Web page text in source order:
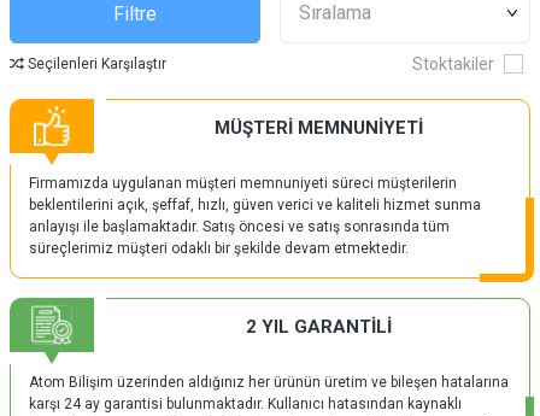
Filtre
Stoktakiler
Seçilenleri Karşılaştır
MÜŞTERİ MEMNUNİYETİ
Firmamızda uygulanan müşteri memnuniyeti süreci müşterilerin
beklentilerini açık, şeffaf, hızlı, güven verici ve kaliteli hizmet sunma
anlayışı ile başlamaktadır. Satış öncesi ve satış sonrasında tüm
süreçlerimiz müşteri odaklı bir şekilde devam etmektedir.
2 YIL GARANTİLİ
Atom Bilişim üzerinden aldığınız her ürünün üretim ve bileşen hatalarına
karşı 24 ay garantisi bulunmaktadır. Kullanıcı hatasından kaynaklı